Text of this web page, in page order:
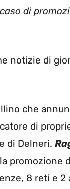
di
notizie di
che
di
di Delneri.
promozione
8 reti e 2